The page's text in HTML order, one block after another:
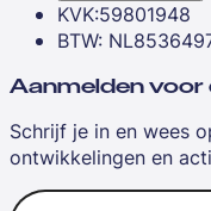
KVK:59801948
BTW:
Aanmelden voor
Schrijf je in en wees
ontwikkelingen en